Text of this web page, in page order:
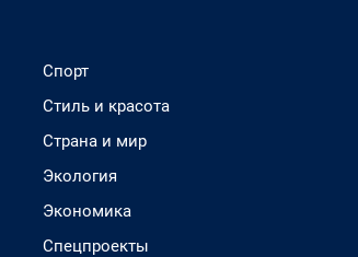
Спорт
Стиль и красота
Страна и мир
Экология
Экономика
Спецпроекты